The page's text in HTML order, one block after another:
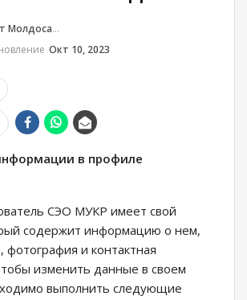
Окт 10, 2023
в профиле
СЭО МУКР имеет свой
содержит информацию о нем,
и контактная
изменить данные в своем
выполнить следующие